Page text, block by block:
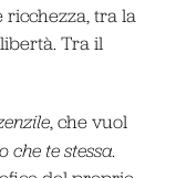
ricchezza, tra la
Tra il
, che vuol
che te stessa.